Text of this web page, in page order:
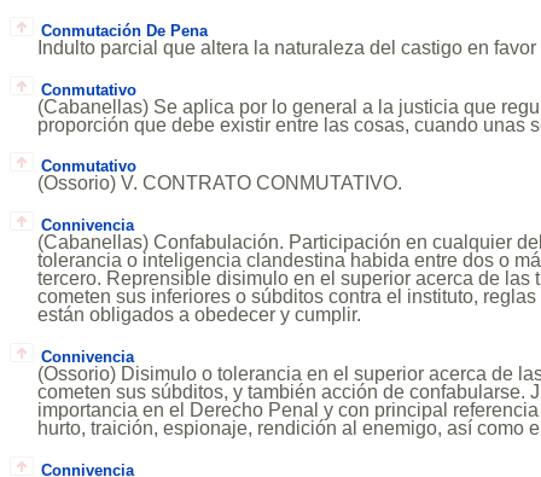
Conmutación De Pena
Indulto parcial que altera la naturaleza del castigo en
Conmutativo
(Cabanellas) Se aplica por lo general a la justicia que
proporción que debe existir entre las cosas, cuando unas
Conmutativo
(Ossorio) V. CONTRATO CONMUTATIVO.
Connivencia
(Cabanellas) Confabulación. Participación en cualquier
tolerancia o inteligencia clandestina habida entre dos o
tercero. Reprensible disimulo en el superior acerca de las
cometen sus inferiores o súbditos contra el instituto,
están obligados a obedecer y cumplir.
Connivencia
(Ossorio) Disimulo o tolerancia en el superior acerca de
cometen sus súbditos, y también acción de confabularse.
importancia en el Derecho Penal y con principal
hurto, traición, espionaje, rendición al enemigo, así como
Connivencia